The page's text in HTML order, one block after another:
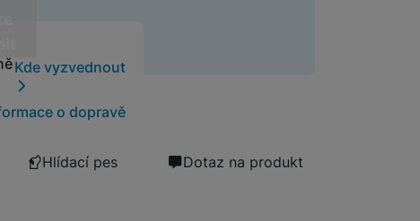
Apple Studio Display
Kde vyzvednout
o dopravě
Hlídací pes
Dotaz na produkt